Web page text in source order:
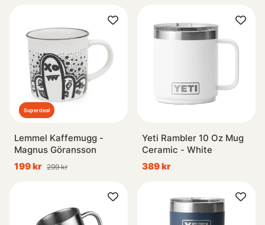
Superdeal
Lemmel Kaffemugg -
Magnus Göransson
199 kr 299 kr
Yeti Rambler 10 Oz Mug
Ceramic - White
389 kr